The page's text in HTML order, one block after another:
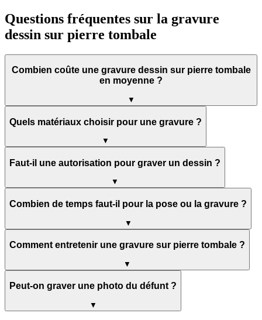
Questions fréquentes sur la gravure
dessin sur pierre tombale
Combien coûte une gravure dessin sur pierre tombale
en moyenne ?
▼
Quels matériaux choisir pour une gravure ?
▼
Faut-il une autorisation pour graver un dessin ?
▼
Combien de temps faut-il pour la pose ou la gravure ?
▼
Comment entretenir une gravure sur pierre tombale ?
▼
Peut-on graver une photo du défunt ?
▼